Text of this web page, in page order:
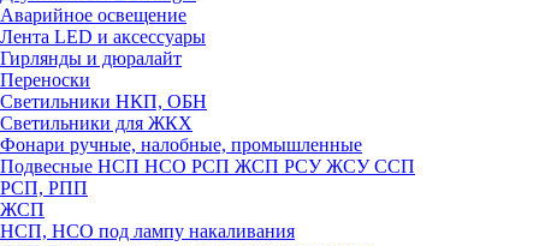
Аварийное освещение
Лента LED и аксессуары
Гирлянды и дюралайт
Переноски
Светильники НКП, ОБН
Светильники для ЖКХ
Фонари ручные, налобные, промышленные
Подвесные НСП НСО РСП ЖСП РСУ ЖСУ ССП
РСП, РПП
ЖСП
НСП, НСО под лампу накаливания